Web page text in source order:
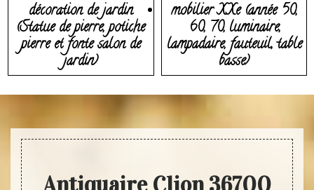
décoration de jardin
(Statue de pierre, potiche
pierre et fonte salon de
jardin)
mobilier XXe (année 50,
60, 70, luminaire,
lampadaire, fauteuil, table
basse)